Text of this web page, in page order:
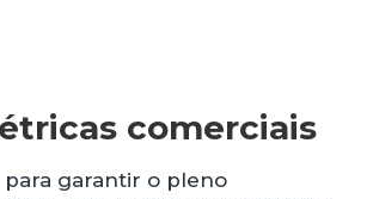
comerciais
garantir o pleno